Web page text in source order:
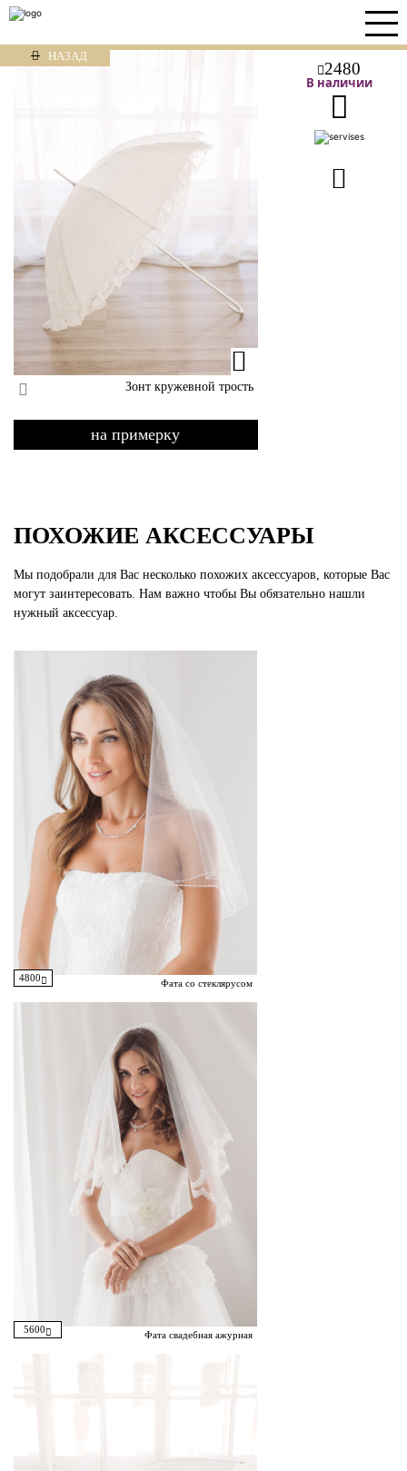
НАЗАД
2480
В наличии
Зонт кружевной трость
на примерку
ПОХОЖИЕ АКСЕССУАРЫ
Мы подобрали для Вас несколько похожих аксессуаров, которые Вас
могут заинтересовать. Нам важно чтобы Вы обязательно нашли
нужный аксессуар.
4800 Фата со стеклярусом
5600 Фата свадебная ажурная